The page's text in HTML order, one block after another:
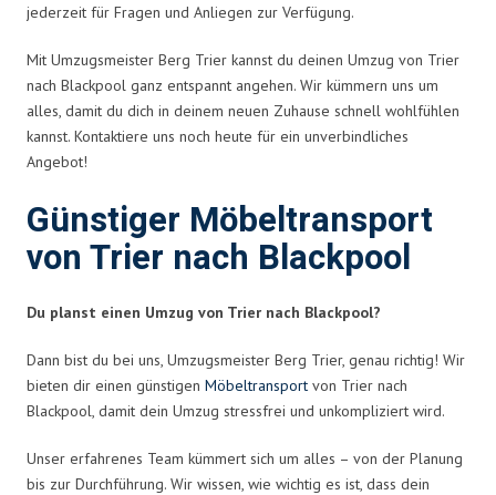
jederzeit für Fragen und Anliegen zur Verfügung.
Mit Umzugsmeister Berg Trier kannst du deinen Umzug von Trier
nach Blackpool ganz entspannt angehen. Wir kümmern uns um
alles, damit du dich in deinem neuen Zuhause schnell wohlfühlen
kannst. Kontaktiere uns noch heute für ein unverbindliches
Angebot!
Günstiger Möbeltransport
von Trier nach Blackpool
Du planst einen Umzug von Trier nach Blackpool?
Dann bist du bei uns, Umzugsmeister Berg Trier, genau richtig! Wir
bieten dir einen günstigen Möbeltransport von Trier nach
Blackpool, damit dein Umzug stressfrei und unkompliziert wird.
Unser erfahrenes Team kümmert sich um alles – von der Planung
bis zur Durchführung. Wir wissen, wie wichtig es ist, dass dein